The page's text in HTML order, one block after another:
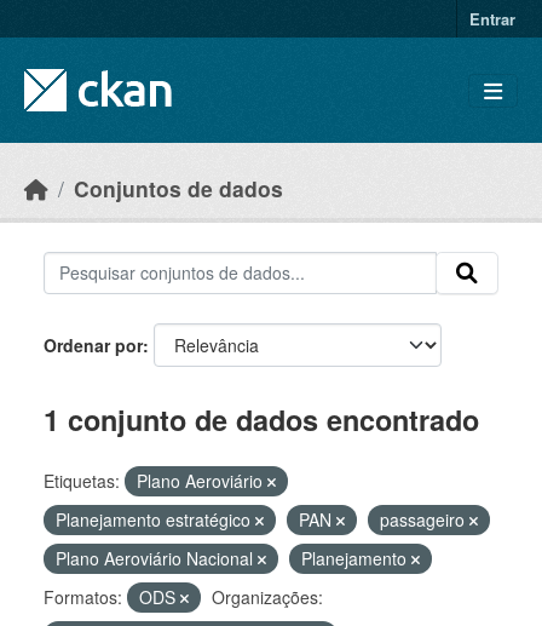
Entrar
Conjuntos de dados
Ordenar por
1 conjunto de dados encontrado
Etiquetas:
Plano Aeroviário
Planejamento estratégico
PAN
passageiro
Plano Aeroviário Nacional
Planejamento
Formatos:
ODS
Organizações: